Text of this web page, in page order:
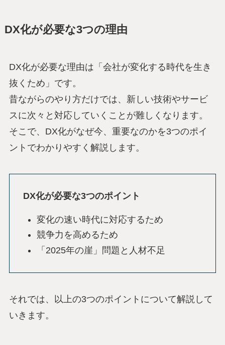
DX化が必要な3つの理由
DX化が必要な理由は「会社が変化する時代を生き
抜くため」です。
昔ながらのやり方だけでは、新しい技術やサービ
スに次々と対応していくことが難しくなります。
そこで、DX化がなぜ今、重要なのかを3つのポイ
ントでわかりやすく解説します。
DX化が必要な3つのポイント
変化の速い時代に対応するため
競争力を高めるため
「2025年の崖」問題と人材不足
それでは、以上の3つのポイントについて解説して
いきます。